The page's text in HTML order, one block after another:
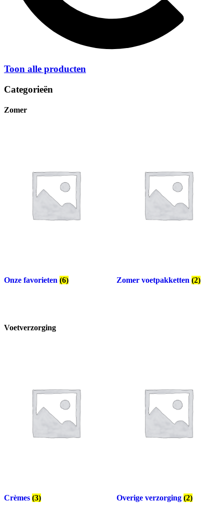
Toon alle producten
Categorieën
Zomer
Onze favorieten (6) Zomer voetpakketten (2)
Voetverzorging
Crèmes (3) Overige verzorging (2)